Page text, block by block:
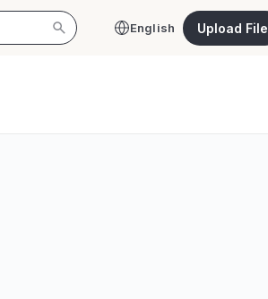
English Upload File